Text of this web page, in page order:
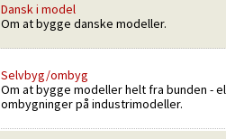
Dansk i model
Om at bygge danske modeller.
Selvbyg/ombyg
Om at bygge modeller helt fra bunden -
ombygninger på industrimodeller.